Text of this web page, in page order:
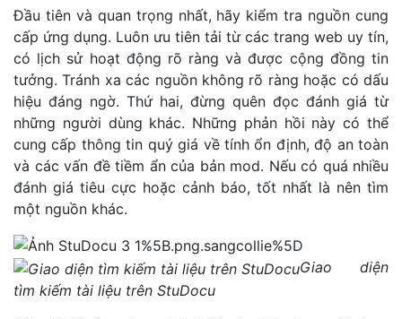
Đầu tiên và quan trọng nhất, hãy kiểm tra nguồn cung
cấp ứng dụng. Luôn ưu tiên tải từ các trang web uy tín,
có lịch sử hoạt động rõ ràng và được cộng đồng tin
tưởng. Tránh xa các nguồn không rõ ràng hoặc có dấu
hiệu đáng ngờ. Thứ hai, đừng quên đọc đánh giá từ
những người dùng khác. Những phản hồi này có thể
cung cấp thông tin quý giá về tính ổn định, độ an toàn
và các vấn đề tiềm ẩn của bản mod. Nếu có quá nhiều
đánh giá tiêu cực hoặc cảnh báo, tốt nhất là nên tìm
một nguồn khác.
Giao diện
tìm kiếm tài liệu trên StuDocu